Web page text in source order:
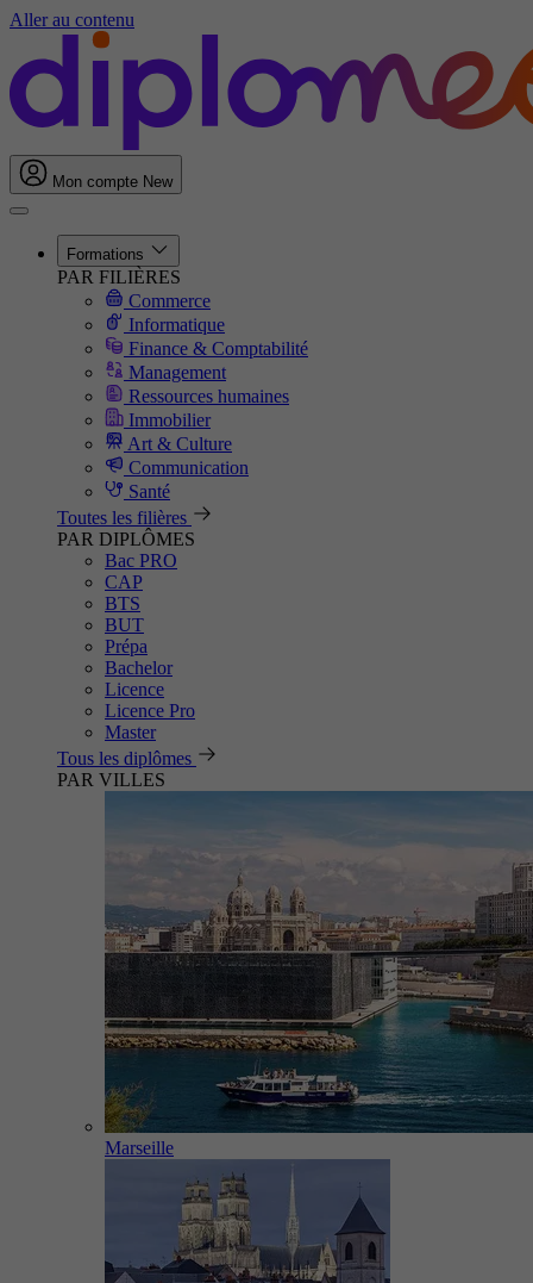
Aller au contenu
Mon compte New
Formations
PAR FILIÈRES
Commerce
Informatique
Finance & Comptabilité
Management
Ressources humaines
Immobilier
Art & Culture
Communication
Santé
Toutes les filières
PAR DIPLÔMES
Bac PRO
CAP
BTS
BUT
Prépa
Bachelor
Licence
Licence Pro
Master
Tous les diplômes
PAR VILLES
Marseille